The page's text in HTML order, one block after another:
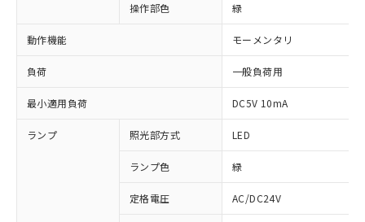
操作部色 緑
動作機能 モーメンタリ
負荷 一般負荷用
最小適用負荷 DC5V 10mA
ランプ 照光部方式 LED
ランプ色 緑
定格電圧 AC/DC24V